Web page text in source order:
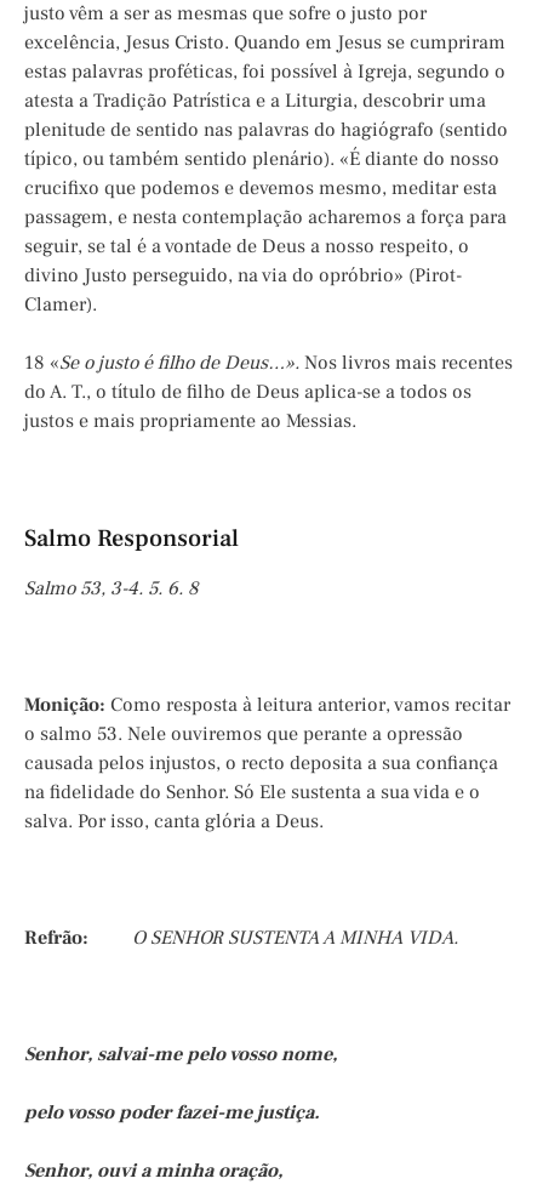
justo vêm a ser as mesmas que sofre o justo por
excelência, Jesus Cristo. Quando em Jesus se cumpriram
estas palavras proféticas, foi possível à Igreja, segundo o
atesta a Tradição Patrística e a Liturgia, descobrir uma
plenitude de sentido nas palavras do hagiógrafo (sentido
típico, ou também sentido plenário). «É diante do nosso
crucifixo que podemos e devemos mesmo, meditar esta
passagem, e nesta contemplação acharemos a força para
seguir, se tal é a vontade de Deus a nosso respeito, o
divino Justo perseguido, na via do opróbrio» (Pirot-
Clamer).
18 «Se o justo é filho de Deus…». Nos livros mais recentes
do A. T., o título de filho de Deus aplica-se a todos os
justos e mais propriamente ao Messias.
Salmo Responsorial
Salmo 53, 3-4. 5. 6. 8
Monição: Como resposta à leitura anterior, vamos recitar
o salmo 53. Nele ouviremos que perante a opressão
causada pelos injustos, o recto deposita a sua confiança
na fidelidade do Senhor. Só Ele sustenta a sua vida e o
salva. Por isso, canta glória a Deus.
Refrão: O SENHOR SUSTENTA A MINHA VIDA.
Senhor, salvai-me pelo vosso nome,
pelo vosso poder fazei-me justiça.
Senhor, ouvi a minha oração,